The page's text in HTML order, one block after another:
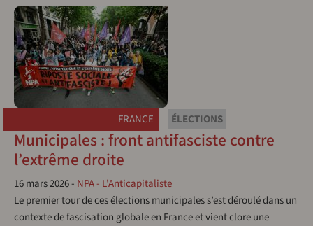
FRANCE ÉLECTIONS
Municipales : front antifasciste contre
l’extrême droite
16 mars 2026- NPA - L’Anticapitaliste
Le premier tour de ces élections municipales s’est déroulé dans un
contexte de fascisation globale en France et vient clore une